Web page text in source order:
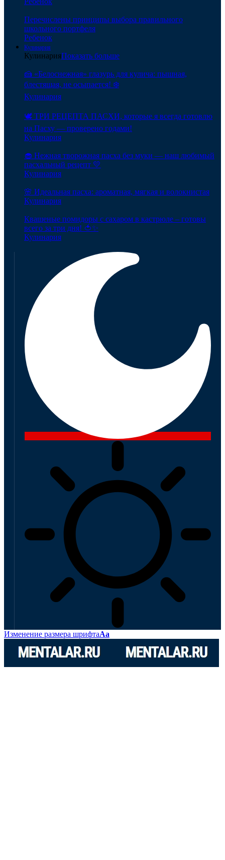
Перечислены принципы выбора правильного
школьного портфеля
Ребенок
Кулинария
КулинарияПоказать больше
🍰 «Белоснежная» глазурь для кулича: пышная,
блестящая, не осыпается! ❄️
Кулинария
🕊️ ТРИ РЕЦЕПТА ПАСХИ, которые я всегда готовлю
на Пасху — проверено годами!
Кулинария
🧁 Нежная творожная пасха без муки — наш любимый
пасхальный рецепт 💛
Кулинария
🌸 Идеальная пасха: ароматная, мягкая и волокнистая
Кулинария
Квашеные помидоры с сахаром в кастрюле – готовы
всего за три дня! 🍅✨
Кулинария
Изменение размера шрифтаАа